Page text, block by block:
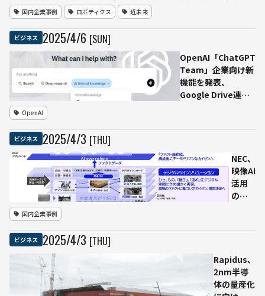
ムズと
Preferred
Robotics
が共同開
ームモデ
ルの構築
を開始
国内企業事例 ロボティクス 近未来
ビジネス 2025/4/6 [SUN]
OpenAI「ChatGPT
Team」企業向け新
機能を発表、
Google Drive連携
OpenAI
ビジネス 2025/4/3 [THU]
NEC、
映像AI
活用
のデ
と現
場可
視化
国内企業事例
ビジネス 2025/4/3 [THU]
Rapidus、
2nm半導
体の量産化